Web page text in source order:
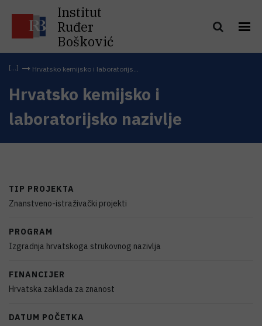
Institut
Ruđer
Bošković
Hrvatsko kemijsko i laboratorijs...
Hrvatsko kemijsko i
laboratorijsko nazivlje
TIP PROJEKTA
Znanstveno-istraživački projekti
PROGRAM
Izgradnja hrvatskoga strukovnog nazivlja
FINANCIJER
Hrvatska zaklada za znanost
DATUM POČETKA